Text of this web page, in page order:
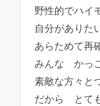
野性的でハイ
自分がありた
あらためて再
みんな かっ
素敵な方々と
だから とて